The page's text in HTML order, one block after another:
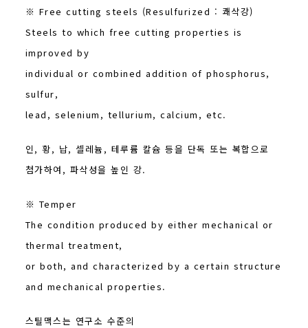
※ Free cutting steels (Resulfurized : 쾌삭강)
Steels to which free cutting properties is
improved by
individual or combined addition of phosphorus,
sulfur,
lead, selenium, tellurium, calcium, etc.
인, 황, 납, 셀레늄, 테루륨 칼슘 등을 단독 또는 복합으로
첨가하여, 파삭성을 높인 강.
※ Temper
The condition produced by either mechanical or
thermal treatment,
or both, and characterized by a certain structure
and mechanical properties.
스틸맥스는 연구소 수준의